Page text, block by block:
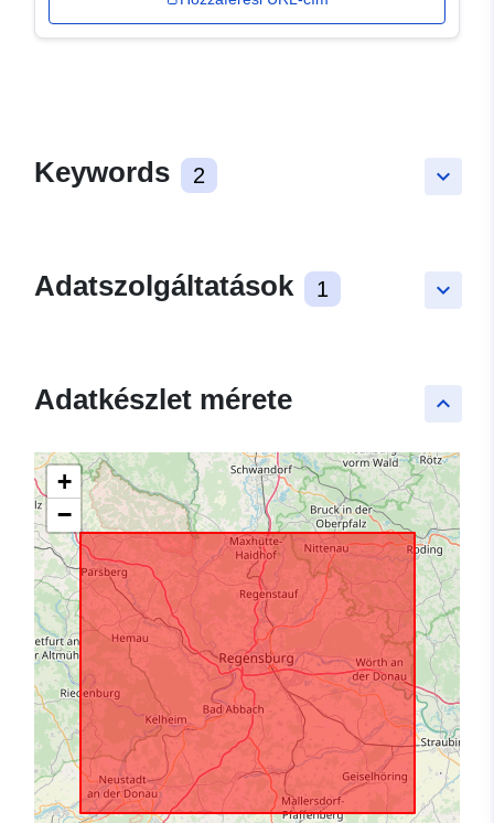
keyboard_arrow_down
Keywords 2
keyboard_arrow_down
Adatszolgáltatások 1
keyboard_arrow_up
Adatkészlet mérete
+
−